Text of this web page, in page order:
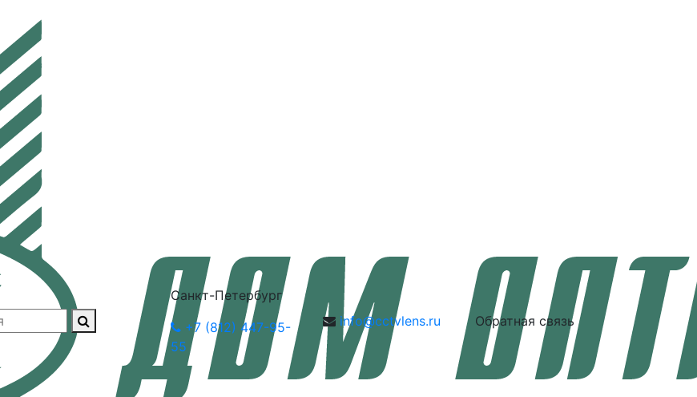
Санкт-Петербург
+7 (812) 447-95-
55
info@cctvlens.ru Обратная связь